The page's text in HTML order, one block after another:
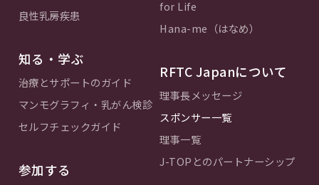
良性乳房疾患
知る・学ぶ
治療とサポートのガイド
マンモグラフィ・乳がん検診
セルフチェックガイド
参加する
for Life
Hana-me（はなめ）
RFTC Japanについて
理事長メッセージ
スポンサー一覧
理事一覧
J-TOPとのパートナーシップ